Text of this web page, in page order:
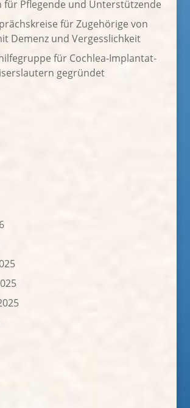
für Pflegende und Unterstützende
für Zugehörige von
Demenz und Vergesslichkeit
für Cochlea-Implantat-
gegründet